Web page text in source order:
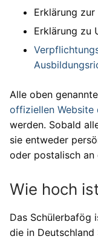
Erklärung
Erklärung zu
Alle oben
offiziellen Website
werden. Sobald
sie entweder
oder postalisch
Wie hoch
Das Schülerbafög
die in Deutschland